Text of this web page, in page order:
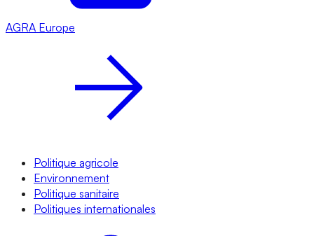
AGRA Europe
Politique agricole
Environnement
Politique sanitaire
Politiques internationales